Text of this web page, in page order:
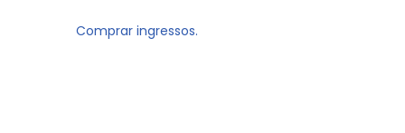
Comprar ingressos.